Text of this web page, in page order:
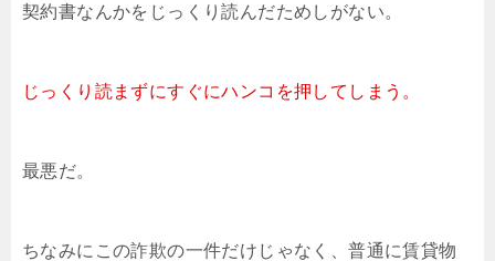
契約書なんかをじっくり読んだためしがない。
じっくり読まずにすぐにハンコを押してしまう。
最悪だ。
ちなみにこの詐欺の一件だけじゃなく、普通に賃貸物